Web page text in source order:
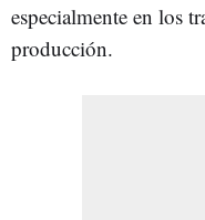
especialmente en los
producción.